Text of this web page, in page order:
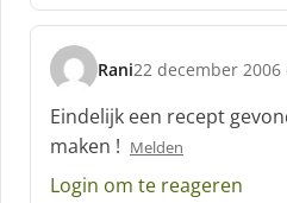
f
Rani
s
c
h
r
e
22 december 2006
Eindelijk een recept
maken ! Melden
Login om te reageren